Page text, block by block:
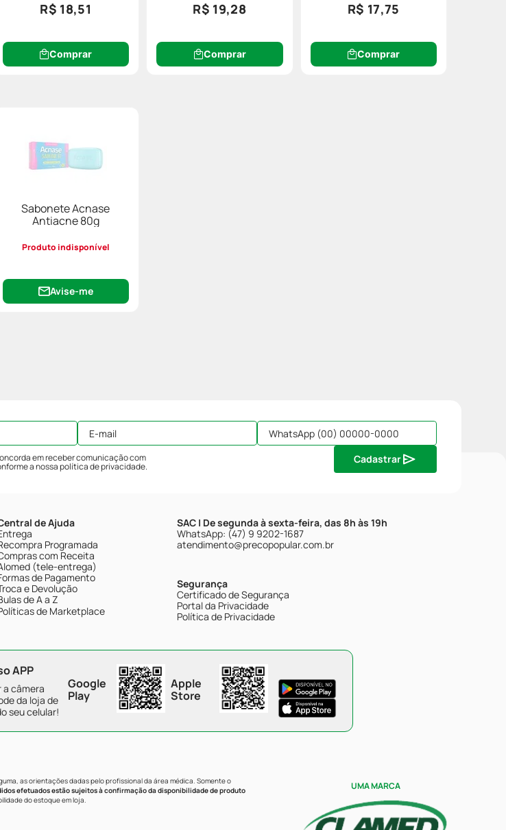
R$ 18,51
Comprar
R$ 19,28
Comprar
R$ 17,75
Comprar
Sabonete Acnase
Antiacne 80g
Produto indisponível
Avise-me
em receber comunicação com
a nossapolítica de privacidade.
Cadastrar
de Ajuda
Programada
com Receita
(tele-entrega)
de Pagamento
e Devolução
de A a Z
de Marketplace
SAC | De segunda à sexta-feira, das 8h às 19h
WhatsApp: (47) 9 9202-1687
atendimento@precopopular.com.br
Segurança
Certificado de Segurança
Portal da Privacidade
Política de Privacidade
APP
a câmera
da loja de
seu celular!
Google
Play
Apple
Store
as orientações dadas pelo profissional da área médica. Somente o
efetuados estão sujeitos à confirmação da disponibilidade de produto
do estoque em loja.
UMA MARCA